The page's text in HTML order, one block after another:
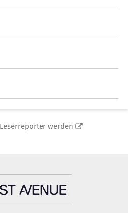
Leserreporter werden